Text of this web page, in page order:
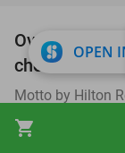
shopping_cart
check-out
Motto by Hilton
Rotterdam
OPEN